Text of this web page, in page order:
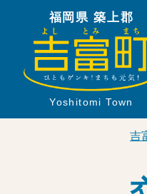
福岡県 築上郡
Yoshitomi Town
吉